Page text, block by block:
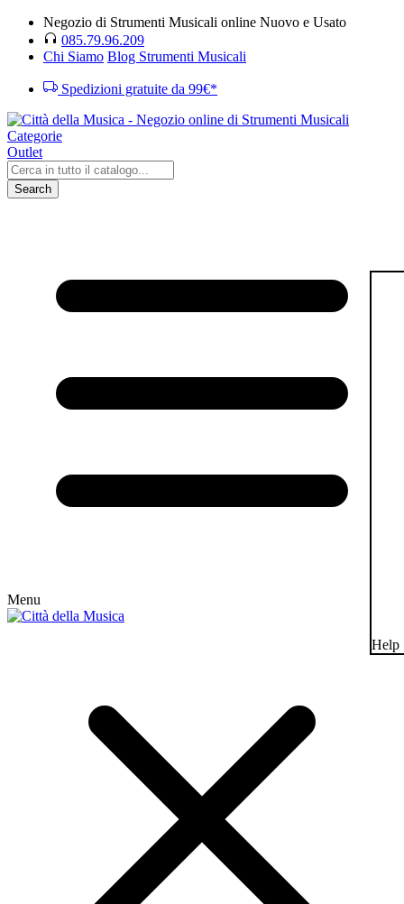
Negozio di Strumenti Musicali online Nuovo e Usato
085.79.96.209
Chi Siamo Blog Strumenti Musicali
Spedizioni gratuite da 99€*
Categorie
Outlet
Search
Menu
Help